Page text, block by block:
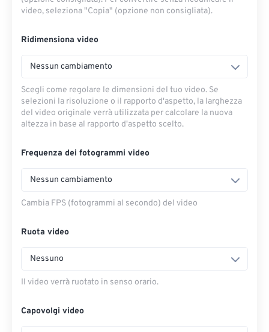
video, seleziona "Copia" (opzione non consigliata).
Ridimensiona video
Nessun cambiamento
Scegli come regolare le dimensioni del tuo video. Se
selezioni la risoluzione o il rapporto d'aspetto, la larghezza
del video originale verrà utilizzata per calcolare la nuova
altezza in base al rapporto d'aspetto scelto.
Frequenza dei fotogrammi video
Nessun cambiamento
Cambia FPS (fotogrammi al secondo) del video
Ruota video
Nessuno
Il video verrà ruotato in senso orario.
Capovolgi video